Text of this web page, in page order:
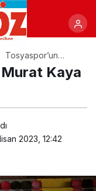
Tosyaspor’un
Amigosu Murat
Kaya TaraftarınKaya
2023, 12:42
Paylaş